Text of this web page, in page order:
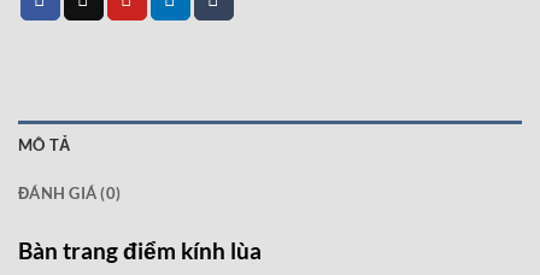
MÔ TẢ
ĐÁNH GIÁ (0)
Bàn trang điểm kính lùa